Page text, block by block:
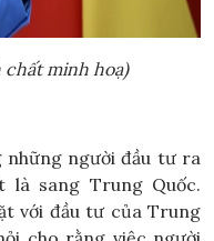
minh hoạ)
người đầu tư ra
là sang Trung Quốc.
với đầu tư của Trung